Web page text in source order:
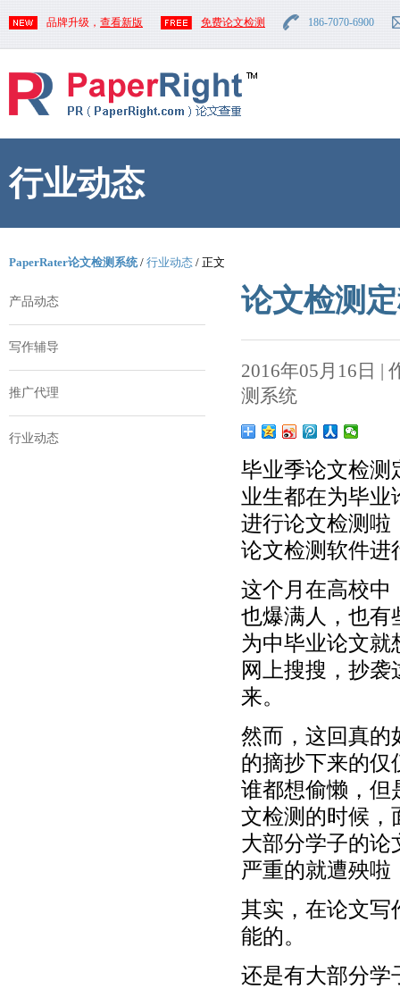
品牌升级， 查看新版 免费论文检测 186-7070-6900
行业动态
PaperRater论文检测系统/ 行业动态 / 正文
产品动态
写作辅导
推广代理
行业动态
论文检测
2016年05月16日 |
测系统
毕业季论文检测
业生都在为毕业
进行论文检测啦
论文检测软件进
这个月在高校中
也爆满人，也有
为中毕业论文
网上搜搜，抄
来。
然而，这回真的
的摘抄下来的仅
谁都想偷懒，但
文检测的时候，
大部分学子的论
严重的就遭殃啦
其实，在论文写
能的。
还是有大部分学